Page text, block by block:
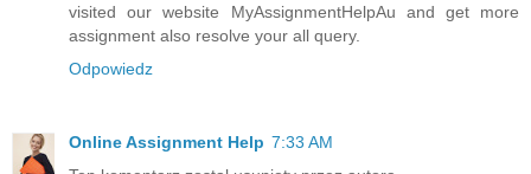
visited our website MyAssignmentHelpAu and get more
assignment also resolve your all query.
Odpowiedz
Online Assignment Help 7:33 AM